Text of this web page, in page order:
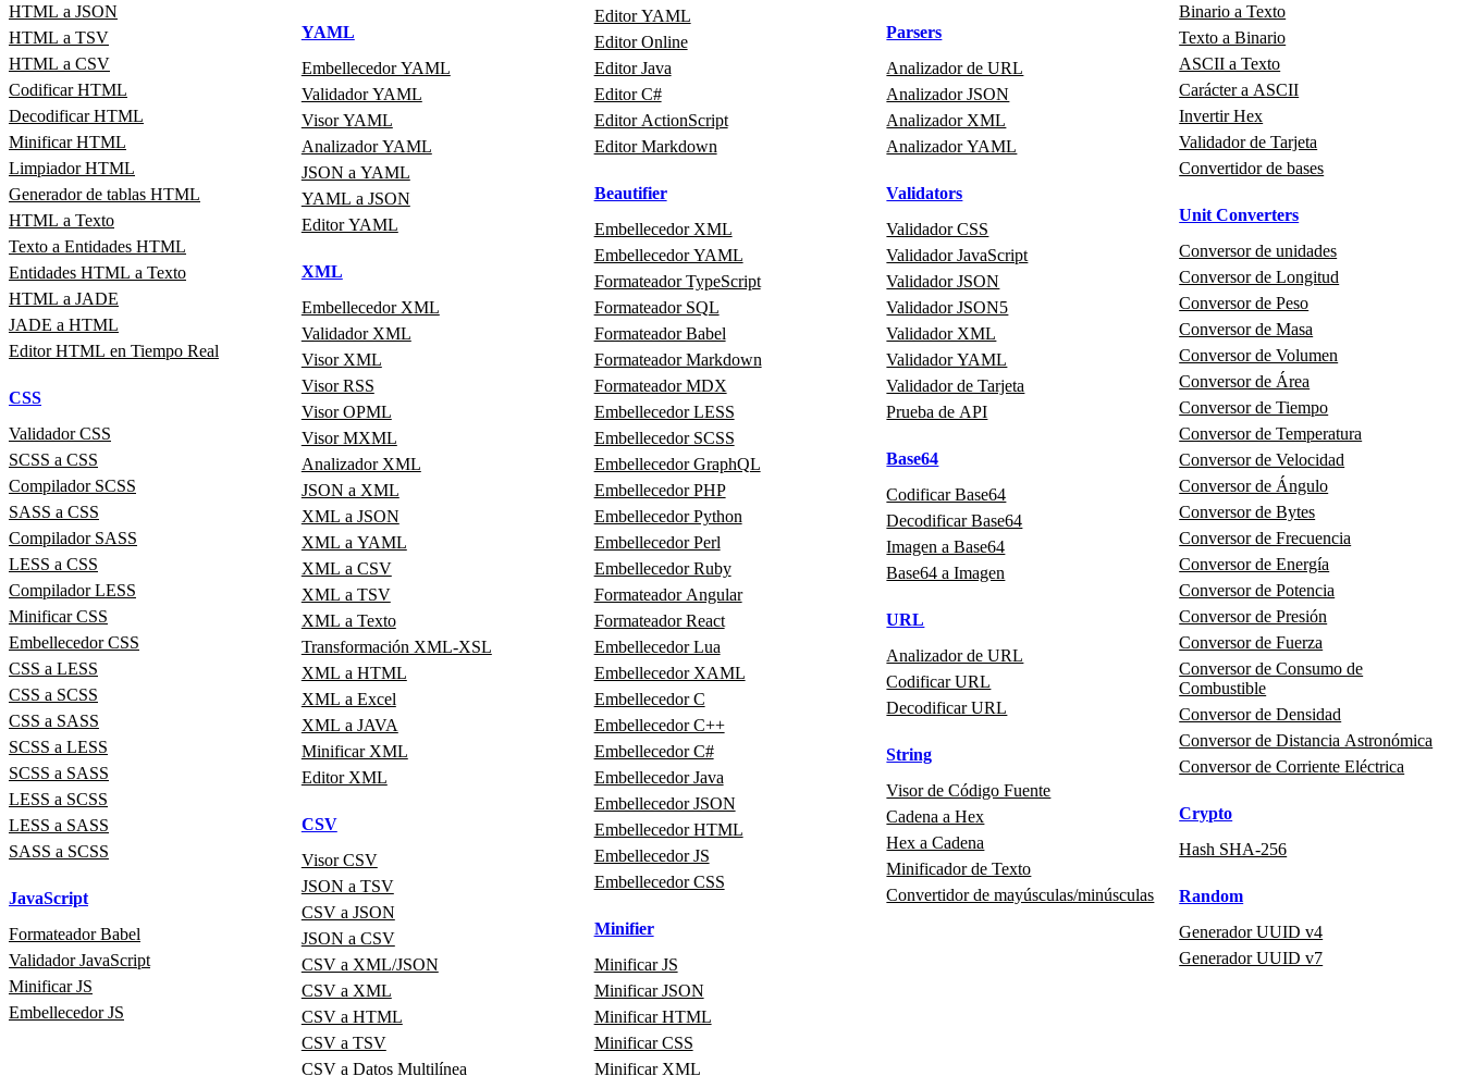
HTML a JSON
HTML a TSV
HTML a CSV
Codificar HTML
Decodificar HTML
Minificar HTML
Limpiador HTML
Generador de tablas HTML
HTML a Texto
Texto a Entidades HTML
Entidades HTML a Texto
HTML a JADE
JADE a HTML
Editor HTML en Tiempo Real
CSS
Validador CSS
SCSS a CSS
Compilador SCSS
SASS a CSS
Compilador SASS
LESS a CSS
Compilador LESS
Minificar CSS
Embellecedor CSS
CSS a LESS
CSS a SCSS
CSS a SASS
SCSS a LESS
SCSS a SASS
LESS a SCSS
LESS a SASS
SASS a SCSS
JavaScript
Formateador Babel
Validador JavaScript
Minificar JS
Embellecedor JS
YAML
Embellecedor YAML
Validador YAML
Visor YAML
Analizador YAML
JSON a YAML
YAML a JSON
Editor YAML
XML
Embellecedor XML
Validador XML
Visor XML
Visor RSS
Visor OPML
Visor MXML
Analizador XML
JSON a XML
XML a JSON
XML a YAML
XML a CSV
XML a TSV
XML a Texto
Transformación XML-XSL
XML a HTML
XML a Excel
XML a JAVA
Minificar XML
Editor XML
CSV
Visor CSV
JSON a TSV
CSV a JSON
JSON a CSV
CSV a XML/JSON
CSV a XML
CSV a HTML
CSV a TSV
CSV a Datos Multilínea
Editor YAML
Editor Online
Editor Java
Editor C#
Editor ActionScript
Editor Markdown
Beautifier
Embellecedor XML
Embellecedor YAML
Formateador TypeScript
Formateador SQL
Formateador Babel
Formateador Markdown
Formateador MDX
Embellecedor LESS
Embellecedor SCSS
Embellecedor GraphQL
Embellecedor PHP
Embellecedor Python
Embellecedor Perl
Embellecedor Ruby
Formateador Angular
Formateador React
Embellecedor Lua
Embellecedor XAML
Embellecedor C
Embellecedor C++
Embellecedor C#
Embellecedor Java
Embellecedor JSON
Embellecedor HTML
Embellecedor JS
Embellecedor CSS
Minifier
Minificar JS
Minificar JSON
Minificar HTML
Minificar CSS
Minificar XML
Parsers
Analizador de URL
Analizador JSON
Analizador XML
Analizador YAML
Validators
Validador CSS
Validador JavaScript
Validador JSON
Validador JSON5
Validador XML
Validador YAML
Validador de Tarjeta
Prueba de API
Base64
Codificar Base64
Decodificar Base64
Imagen a Base64
Base64 a Imagen
URL
Analizador de URL
Codificar URL
Decodificar URL
String
Visor de Código Fuente
Cadena a Hex
Hex a Cadena
Minificador de Texto
Convertidor de mayúsculas/minúsculas
Binario a Texto
Texto a Binario
ASCII a Texto
Carácter a ASCII
Invertir Hex
Validador de Tarjeta
Convertidor de bases
Unit Converters
Conversor de unidades
Conversor de Longitud
Conversor de Peso
Conversor de Masa
Conversor de Volumen
Conversor de Área
Conversor de Tiempo
Conversor de Temperatura
Conversor de Velocidad
Conversor de Ángulo
Conversor de Bytes
Conversor de Frecuencia
Conversor de Energía
Conversor de Potencia
Conversor de Presión
Conversor de Fuerza
Conversor de Consumo de
Combustible
Conversor de Densidad
Conversor de Distancia Astronómica
Conversor de Corriente Eléctrica
Crypto
Hash SHA-256
Random
Generador UUID v4
Generador UUID v7